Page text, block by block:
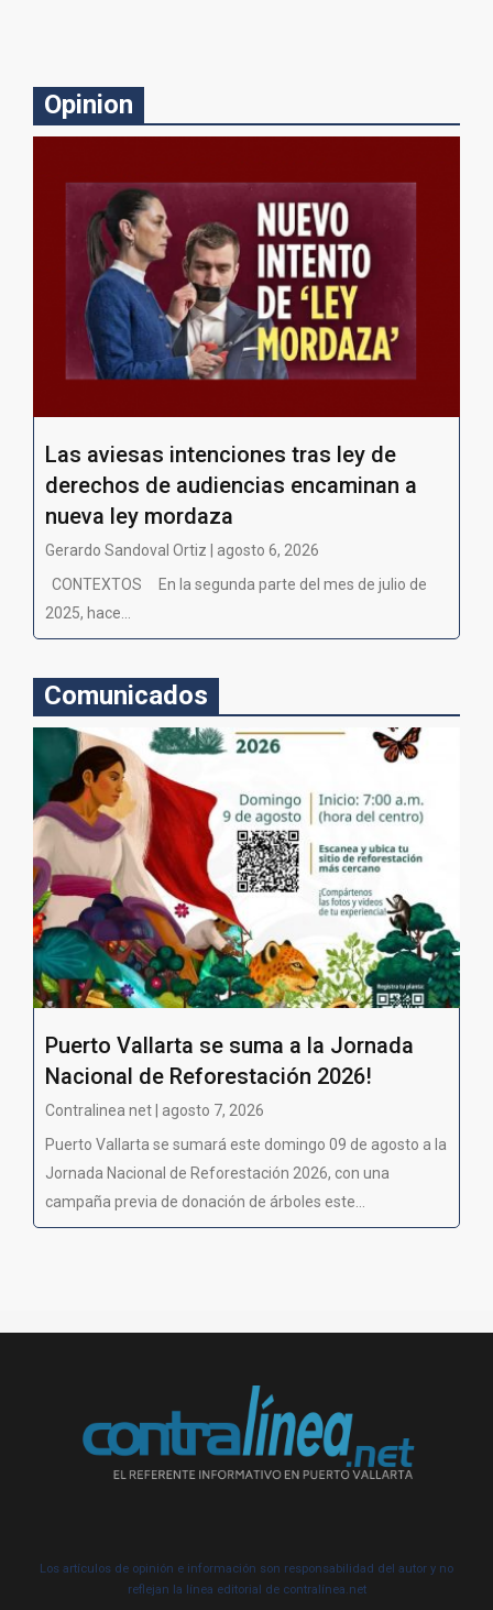
Opinion
Las aviesas intenciones tras ley de
derechos de audiencias encaminan a
nueva ley mordaza
Gerardo Sandoval Ortiz | agosto 6, 2026
CONTEXTOS En la segunda parte del mes de julio de
2025, hace...
Comunicados
Puerto Vallarta se suma a la Jornada
Nacional de Reforestación 2026!
Contralinea net | agosto 7, 2026
Puerto Vallarta se sumará este domingo 09 de agosto a la
Jornada Nacional de Reforestación 2026, con una
campaña previa de donación de árboles este...
Los artículos de opinión e información son responsabilidad del autor y no
reflejan la línea editorial de contralínea.net